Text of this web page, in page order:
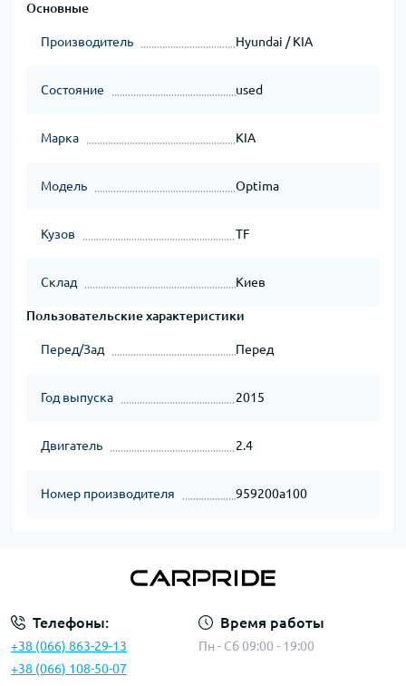
Основные
Производитель Hyundai / KIA
Состояние used
Марка KIA
Модель Optima
Кузов TF
Склад Киев
Пользовательские характеристики
Перед/Зад Перед
Год выпуска 2015
Двигатель 2.4
Номер производителя 959200a100
Телефоны:
+38 (066) 863-29-13
+38 (066) 108-50-07
Время работы
Пн - Сб 09:00 - 19:00